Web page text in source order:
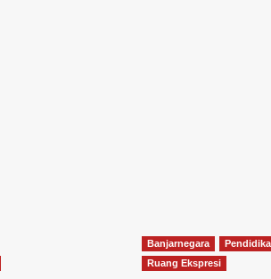
Banjarnegara
Ruang Ekspresi